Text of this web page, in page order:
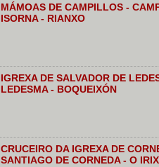
MÁMOAS DE CAMPILLOS -
ISORNA - RIANXO
IGREXA DE SALVADOR DE
LEDESMA - BOQUEIXÓN
CRUCEIRO DA IGREXA DE
SANTIAGO DE CORNEDA - O